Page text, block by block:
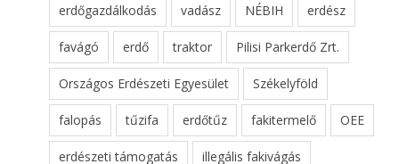
erdőgazdálkodás vadász NÉBIH erdész
favágó erdő traktor Pilisi Parkerdő Zrt.
Országos Erdészeti Egyesület Székelyföld
falopás tűzifa erdőtűz fakitermelő OEE
erdészeti támogatás illegális fakivágás